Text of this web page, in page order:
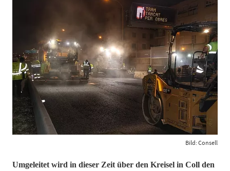
Bild: Consell
Umgeleitet wird in dieser Zeit über den Kreisel in Coll den